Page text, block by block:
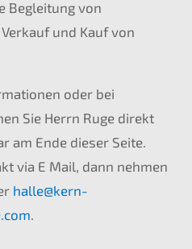
Begleitung von
und Kauf von
oder bei
Sie Herrn Ruge direkt
am Ende dieser Seite.
via E Mail, dann nehmen
halle@kern-
.